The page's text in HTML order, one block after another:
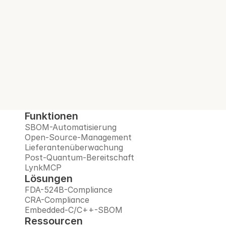
Funktionen
SBOM-Automatisierung
Open-Source-Management
Lieferantenüberwachung
Post-Quantum-Bereitschaft
LynkMCP
Lösungen
FDA-524B-Compliance
CRA-Compliance
Embedded-C/C++-SBOM
Ressourcen